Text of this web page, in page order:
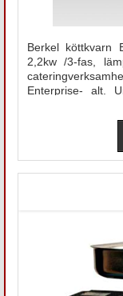
Berkel köttkvarn
2,2kw /3-fas,
Enterprise- alt.
3mms hålskiva för